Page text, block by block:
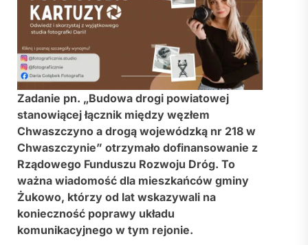
Zadanie pn. „Budowa drogi powiatowej
stanowiącej łącznik między węzłem
Chwaszczyno a drogą wojewódzką nr 218 w
Chwaszczynie” otrzymało dofinansowanie z
Rządowego Funduszu Rozwoju Dróg. To
ważna wiadomość dla mieszkańców gminy
Żukowo, którzy od lat wskazywali na
konieczność poprawy układu
komunikacyjnego w tym rejonie.